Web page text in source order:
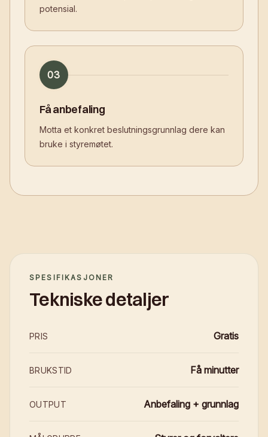
potensial.
03
Få anbefaling
Motta et konkret beslutningsgrunnlag dere kan
bruke i styremøtet.
SPESIFIKASJONER
Tekniske detaljer
PRIS Gratis
BRUKSTID Få minutter
OUTPUT Anbefaling + grunnlag